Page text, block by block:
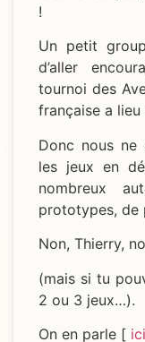
!
Un petit
d’aller
tournoi des
française a lieu
Donc nous
les jeux en
nombreux
prototypes, de
Non, Thierry,
(mais si tu
2 ou 3 jeux…).
On en parle [ ici